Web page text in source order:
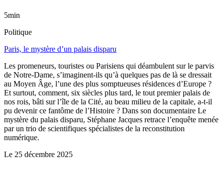
5min
Politique
Paris, le mystère d’un palais disparu
Les promeneurs, touristes ou Parisiens qui déambulent sur le parvis
de Notre-Dame, s’imaginent-ils qu’à quelques pas de là se dressait
au Moyen Âge, l’une des plus somptueuses résidences d’Europe ?
Et surtout, comment, six siècles plus tard, le tout premier palais de
nos rois, bâti sur l’île de la Cité, au beau milieu de la capitale, a-t-il
pu devenir ce fantôme de l’Histoire ? Dans son documentaire Le
mystère du palais disparu, Stéphane Jacques retrace l’enquête menée
par un trio de scientifiques spécialistes de la reconstitution
numérique.
Le 25 décembre 2025